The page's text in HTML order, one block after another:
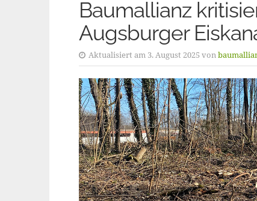
Baumallianz
Augsburger
Aktualisiert am 3. August 2025 von